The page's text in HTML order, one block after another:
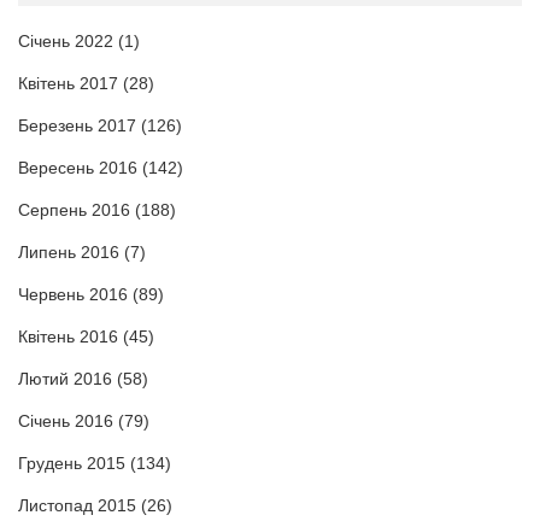
Січень 2022 (1)
Квітень 2017 (28)
Березень 2017 (126)
Вересень 2016 (142)
Серпень 2016 (188)
Липень 2016 (7)
Червень 2016 (89)
Квітень 2016 (45)
Лютий 2016 (58)
Січень 2016 (79)
Грудень 2015 (134)
Листопад 2015 (26)